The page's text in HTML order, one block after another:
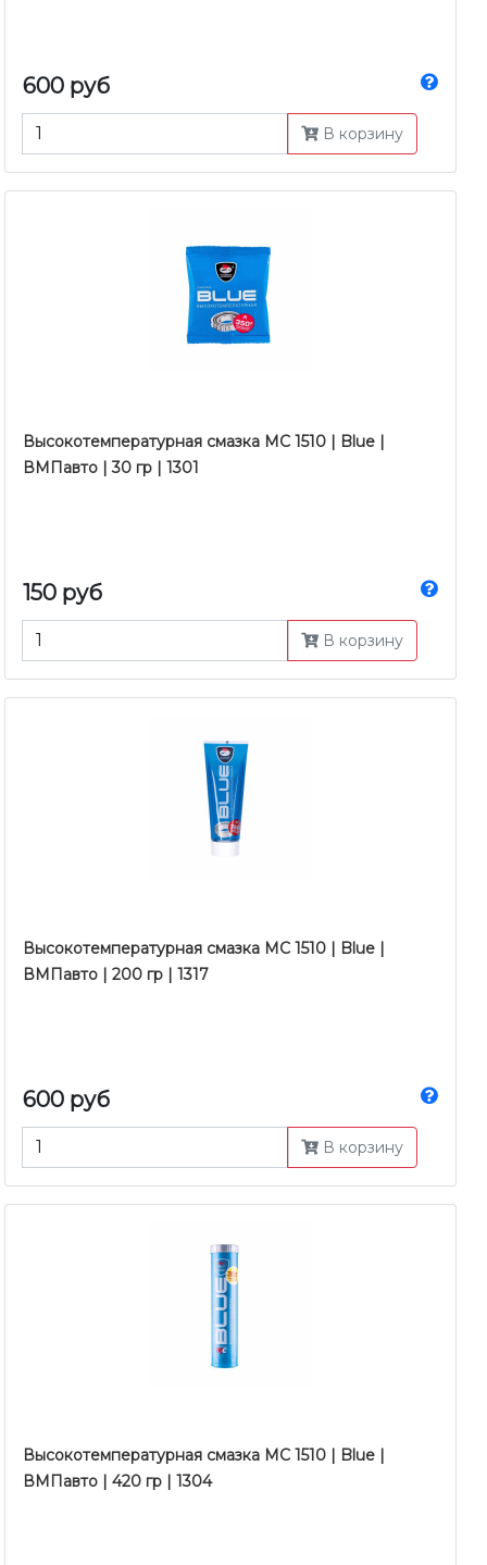
600 руб
В корзину
Высокотемпературная смазка MC 1510 | Blue |
ВМПавто | 30 гр | 1301
150 руб
В корзину
Высокотемпературная смазка MC 1510 | Blue |
ВМПавто | 200 гр | 1317
600 руб
В корзину
Высокотемпературная смазка MC 1510 | Blue |
ВМПавто | 420 гр | 1304